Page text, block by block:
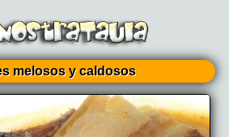
melosos y caldosos